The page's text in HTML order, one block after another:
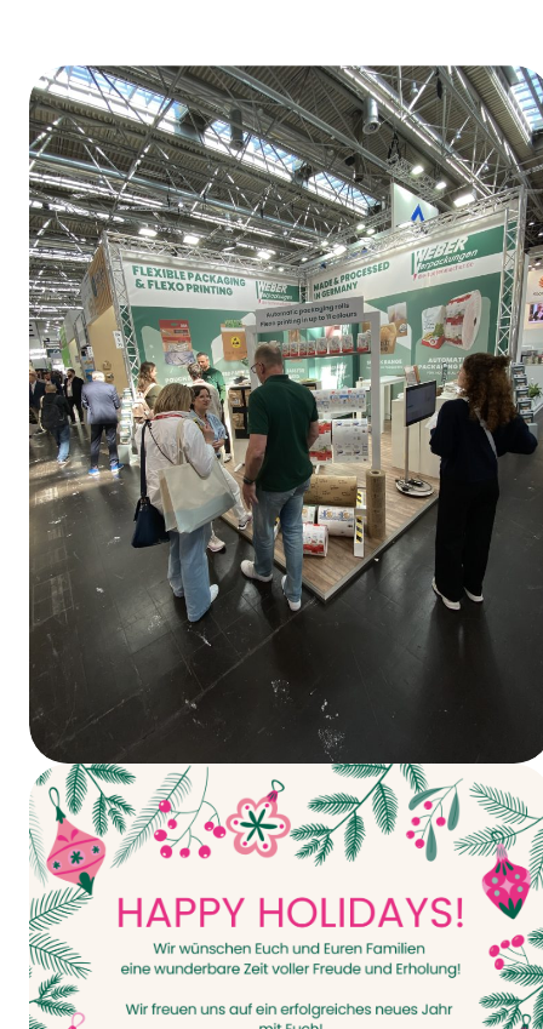
Vandaag gaat het van start – INTERPACK
2026!